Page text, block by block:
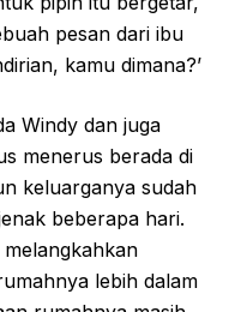
pesan dari ibu
kamu dimana?’
Windy dan juga
menerus berada di
keluarganya sudah
beberapa hari.
lebih dalam